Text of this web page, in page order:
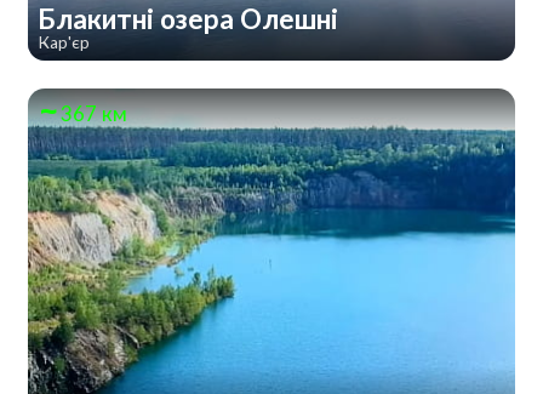
Блакитні озера Олешні
Кар'єр
367 км